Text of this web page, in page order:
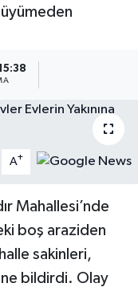
A+
Mahallesi’nde
boş araziden
sakinleri,
bildirdi. Olay